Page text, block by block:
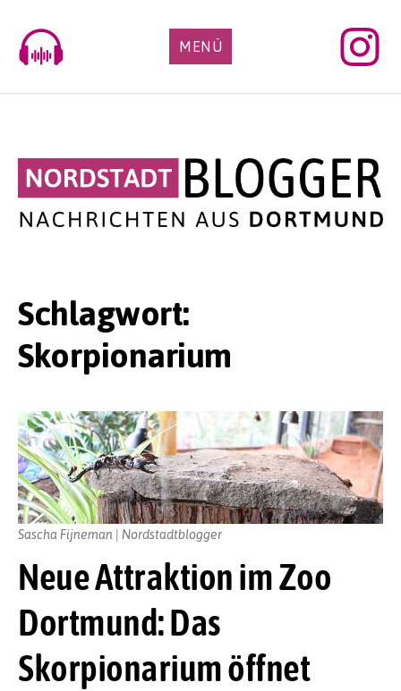
content
MENÜ
Schlagwort:
Skorpionarium
Neue Attraktion im Zoo
Dortmund: Das
Skorpionarium öffnet
Sascha Fijneman | Nordstadtblogger